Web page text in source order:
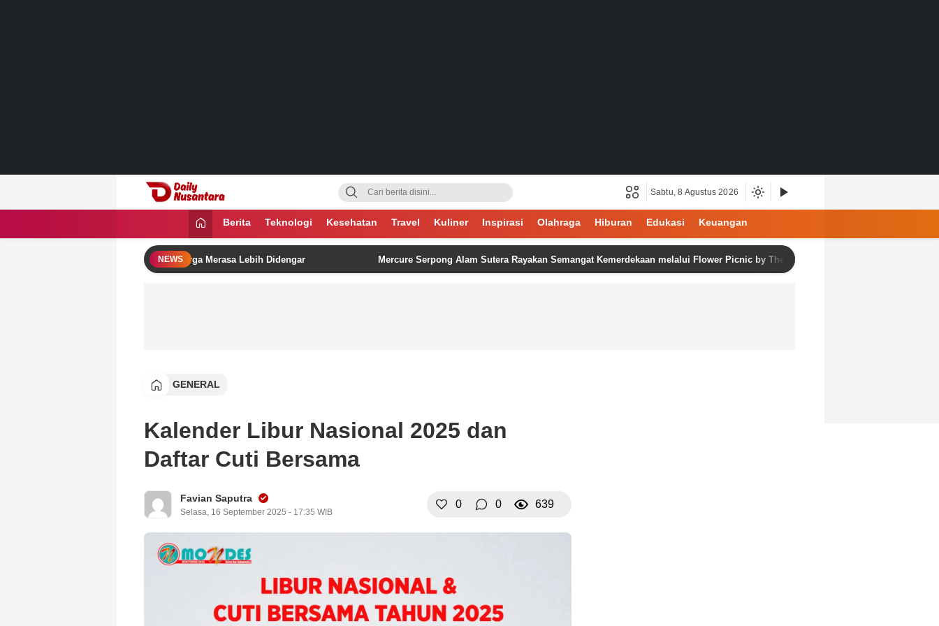
Daily Nusantara
Menyajikan Fakta, Menginspirasi Bangsa
Sabtu, 8 Agustus 2026
Berita Teknologi Kesehatan Travel Kuliner Inspirasi Olahraga Hiburan Edukasi Keuangan
NEWS
Aplikasi Cek Bansos Membuat Warga Merasa Lebih Didengar Mercure Serpong Alam Sutera Rayakan Semangat Kemerdekaan melalui Flower Picnic by The Pool – Bloom & Balance Series Vol. 2
GENERAL
Kalender Libur Nasional 2025 dan
Daftar Cuti Bersama
Favian Saputra
Selasa, 16 September 2025 - 17:35 WIB
0 0 639